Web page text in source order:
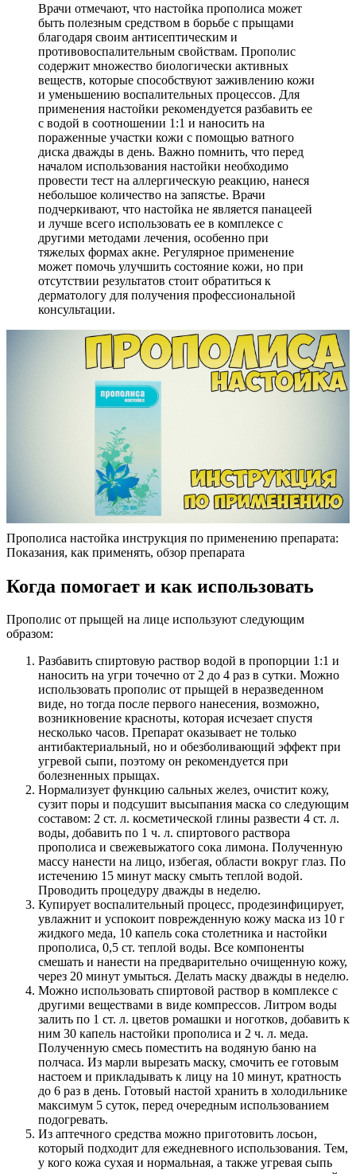
Врачи отмечают, что настойка прополиса может
быть полезным средством в борьбе с прыщами
благодаря своим антисептическим и
противовоспалительным свойствам. Прополис
содержит множество биологически активных
веществ, которые способствуют заживлению кожи
и уменьшению воспалительных процессов. Для
применения настойки рекомендуется разбавить ее
с водой в соотношении 1:1 и наносить на
пораженные участки кожи с помощью ватного
диска дважды в день. Важно помнить, что перед
началом использования настойки необходимо
провести тест на аллергическую реакцию, нанеся
небольшое количество на запястье. Врачи
подчеркивают, что настойка не является панацеей
и лучше всего использовать ее в комплексе с
другими методами лечения, особенно при
тяжелых формах акне. Регулярное применение
может помочь улучшить состояние кожи, но при
отсутствии результатов стоит обратиться к
дерматологу для получения профессиональной
консультации.
Прополиса настойка инструкция по применению препарата:
Показания, как применять, обзор препарата
Когда помогает и как использовать
Прополис от прыщей на лице используют следующим
образом:
Разбавить спиртовую раствор водой в пропорции 1:1 и
наносить на угри точечно от 2 до 4 раз в сутки. Можно
использовать прополис от прыщей в неразведенном
виде, но тогда после первого нанесения, возможно,
возникновение красноты, которая исчезает спустя
несколько часов. Препарат оказывает не только
антибактериальный, но и обезболивающий эффект при
угревой сыпи, поэтому он рекомендуется при
болезненных прыщах.
Нормализует функцию сальных желез, очистит кожу,
сузит поры и подсушит высыпания маска со следующим
составом: 2 ст. л. косметической глины развести 4 ст. л.
воды, добавить по 1 ч. л. спиртового раствора
прополиса и свежевыжатого сока лимона. Полученную
массу нанести на лицо, избегая, области вокруг глаз. По
истечению 15 минут маску смыть теплой водой.
Проводить процедуру дважды в неделю.
Купирует воспалительный процесс, продезинфицирует,
увлажнит и успокоит поврежденную кожу маска из 10 г
жидкого меда, 10 капель сока столетника и настойки
прополиса, 0,5 ст. теплой воды. Все компоненты
смешать и нанести на предварительно очищенную кожу,
через 20 минут умыться. Делать маску дважды в неделю.
Можно использовать спиртовой раствор в комплексе с
другими веществами в виде компрессов. Литром воды
залить по 1 ст. л. цветов ромашки и ноготков, добавить к
ним 30 капель настойки прополиса и 2 ч. л. меда.
Полученную смесь поместить на водяную баню на
полчаса. Из марли вырезать маску, смочить ее готовым
настоем и прикладывать к лицу на 10 минут, кратность
до 6 раз в день. Готовый настой хранить в холодильнике
максимум 5 суток, перед очередным использованием
подогревать.
Из аптечного средства можно приготовить лосьон,
который подходит для ежедневного использования. Тем,
у кого кожа сухая и нормальная, а также угревая сыпь